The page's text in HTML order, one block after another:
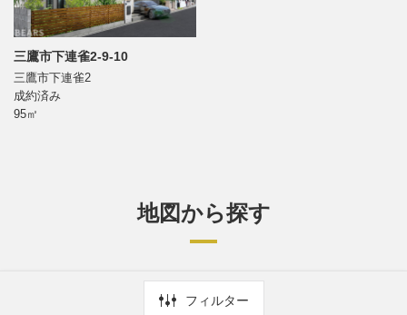
三鷹市下連雀2-9-10
三鷹市下連雀2
成約済み
95㎡
地図から探す
フィルター